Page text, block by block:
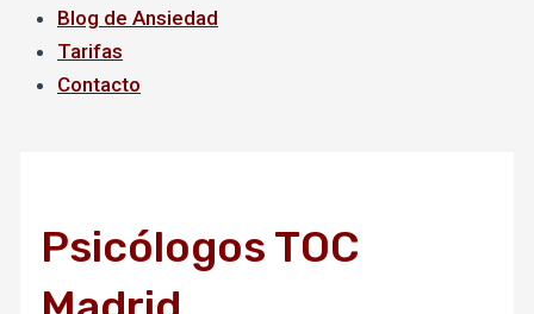
Blog de Ansiedad
Tarifas
Contacto
Psicólogos TOC